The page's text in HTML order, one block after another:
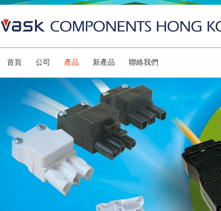
首頁 公司 產品 新產品 聯絡我們